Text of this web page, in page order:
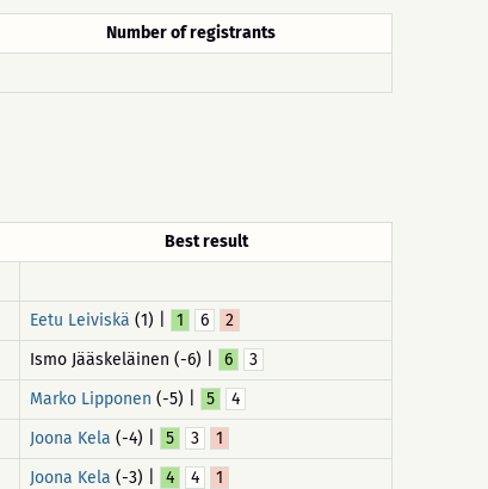
Number of registrants
Best result
Eetu Leiviskä (1) | 1 6
2
Ismo Jääskeläinen (-6) | 6
3
Marko Lipponen (-5) | 5
4
Joona Kela (-4) | 5 3
1
Joona Kela (-3) | 4 4 1